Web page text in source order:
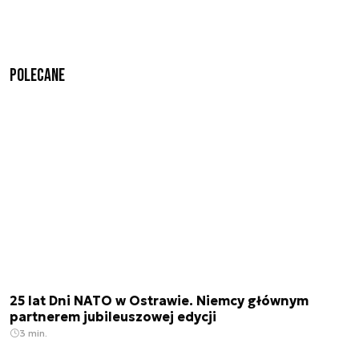
Polecane
25 lat Dni NATO w Ostrawie. Niemcy głównym
partnerem jubileuszowej edycji
3 min.